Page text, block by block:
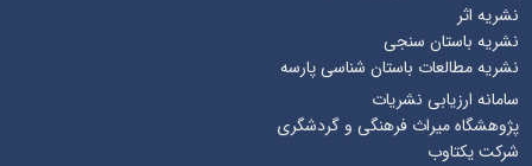
نشریه اثر
نشریه باستان سنجی
نشریه مطالعات باستان شناسی پارسه
سامانه ارزیابی نشریات
پژوهشگاه میراث فرهنگی و گردشگری
شرکت یکتاوب